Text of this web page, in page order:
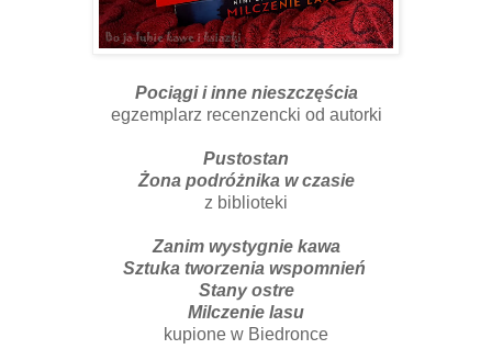
Pociągi i inne nieszczęścia
egzemplarz recenzencki od autorki
Pustostan
Żona podróżnika w czasie
z biblioteki
Zanim wystygnie kawa
Sztuka tworzenia wspomnień
Stany ostre
Milczenie lasu
kupione w Biedronce